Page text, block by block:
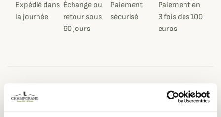
Expédié dans
la journée
Échange ou
retour sous
90 jours
Paiement
sécurisé
Paiement en
3 fois dès 100
euros
Description
Somlys vous propose la veste de traque